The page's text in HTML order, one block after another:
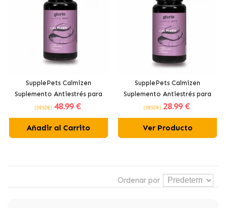
SupplePets Calmizen
Suplemento Antiestrés para
Perros Medianos y Grandes
(DESDE) 48.99 €
Añadir al Carrito
SupplePets Calmizen
Suplemento Antiestrés para
Perros Pequeños y Medianos
(DESDE) 28.99 €
Ver Producto
Ordenar por